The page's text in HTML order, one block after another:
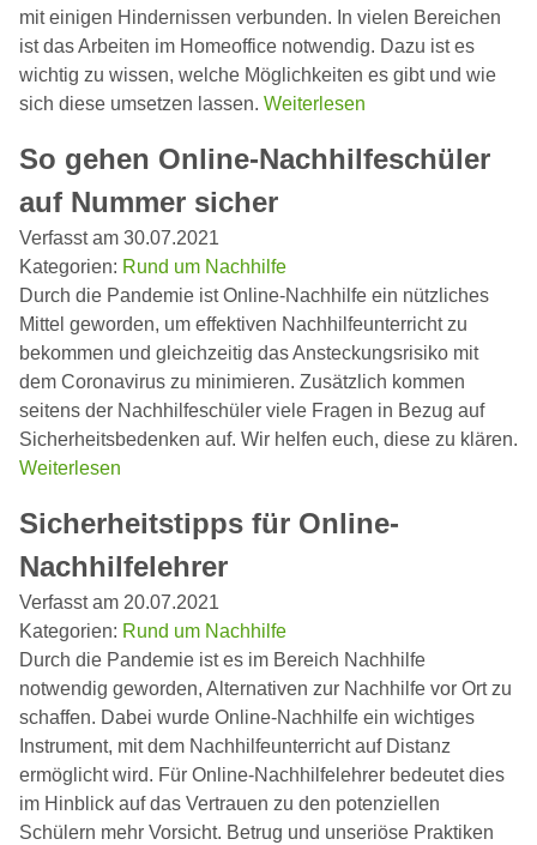
mit einigen Hindernissen verbunden. In vielen Bereichen
ist das Arbeiten im Homeoffice notwendig. Dazu ist es
wichtig zu wissen, welche Möglichkeiten es gibt und wie
sich diese umsetzen lassen. Weiterlesen
So gehen Online-Nachhilfeschüler
auf Nummer sicher
Verfasst am 30.07.2021
Kategorien: Rund um Nachhilfe
Durch die Pandemie ist Online-Nachhilfe ein nützliches
Mittel geworden, um effektiven Nachhilfeunterricht zu
bekommen und gleichzeitig das Ansteckungsrisiko mit
dem Coronavirus zu minimieren. Zusätzlich kommen
seitens der Nachhilfeschüler viele Fragen in Bezug auf
Sicherheitsbedenken auf. Wir helfen euch, diese zu klären.
Weiterlesen
Sicherheitstipps für Online-
Nachhilfelehrer
Verfasst am 20.07.2021
Kategorien: Rund um Nachhilfe
Durch die Pandemie ist es im Bereich Nachhilfe
notwendig geworden, Alternativen zur Nachhilfe vor Ort zu
schaffen. Dabei wurde Online-Nachhilfe ein wichtiges
Instrument, mit dem Nachhilfeunterricht auf Distanz
ermöglicht wird. Für Online-Nachhilfelehrer bedeutet dies
im Hinblick auf das Vertrauen zu den potenziellen
Schülern mehr Vorsicht. Betrug und unseriöse Praktiken